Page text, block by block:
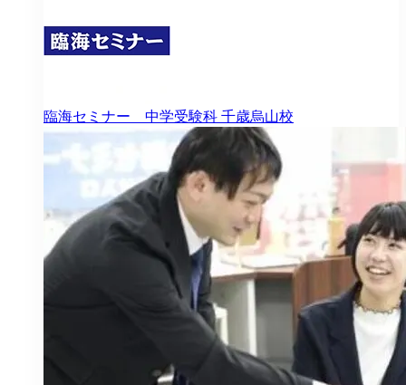
臨海セミナー 中学受験科 千歳烏山校